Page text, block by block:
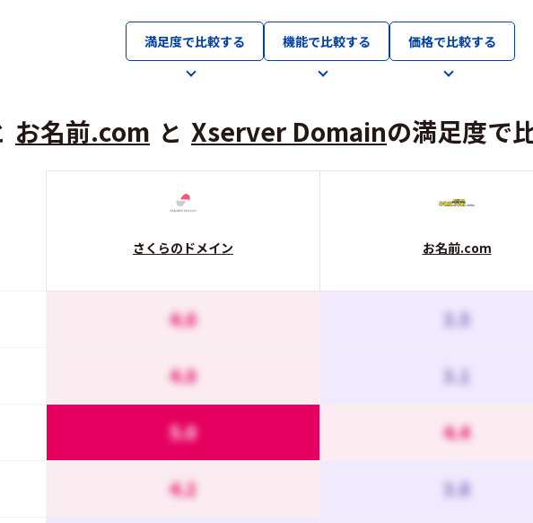
満足度で比較する 機能で比較する 価格で比較する
お名前.com と Xserver Domainの満足度で
さくらのドメイン お名前.com
4.0 3.5
4.0 3.1
5.0 4.4
4.2 3.8